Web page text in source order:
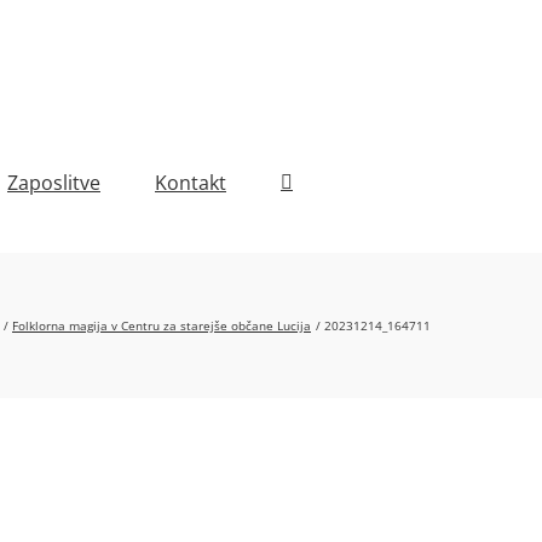
Zaposlitve Kontakt
Folklorna magija v Centru za starejše občane Lucija 20231214_164711